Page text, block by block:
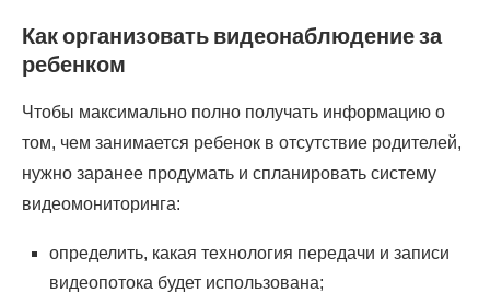
Как организовать видеонаблюдение за
ребенком
Чтобы максимально полно получать информацию о
том, чем занимается ребенок в отсутствие родителей,
нужно заранее продумать и спланировать систему
видеомониторинга:
определить, какая технология передачи и записи
видеопотока будет использована;